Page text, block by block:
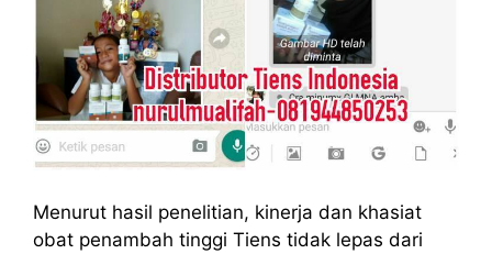
Menurut hasil penelitian, kinerja dan khasiat
obat penambah tinggi Tiens tidak lepas dari